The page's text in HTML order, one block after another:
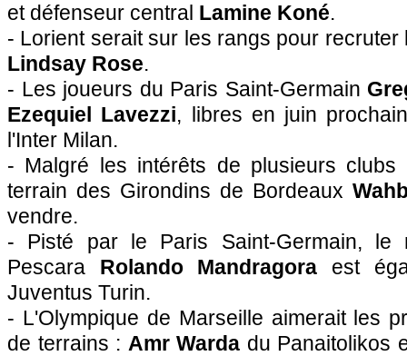
et défenseur central Lamine Koné.
- Lorient serait sur les rangs pour
Lindsay Rose.
- Les joueurs du Paris Saint-Germain
Ezequiel Lavezzi, libres en juin
l'Inter Milan.
- Malgré les intérêts de plusieurs
terrain des Girondins de Bordeaux
vendre.
- Pisté par le Paris Saint-Germain, le
Pescara Rolando Mandragora est
Juventus Turin.
- L'Olympique de Marseille aimerait les
de terrains : Amr Warda du Panaitolikos